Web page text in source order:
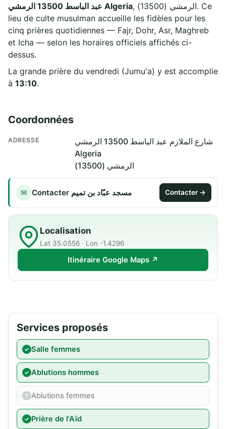
عبد الباسط 13500 الرمشي Algeria, الرمشي (13500). Ce
lieu de culte musulman accueille les fidèles pour les
cinq prières quotidiennes — Fajr, Dohr, Asr, Maghreb
et Icha — selon les horaires officiels affichés ci-
dessus.
La grande prière du vendredi (Jumu'a) y est accomplie
à 13:10.
Coordonnées
ADRESSE
شارع الملازم عبد الباسط 13500 الرمشي
Algeria
الرمشي (13500)
✉ Contacter مسجد عبّاد بن تميم Contacter →
Localisation
Lat 35.0556 · Lon -1.4296
Itinéraire Google Maps ↗
Services proposés
Salle femmes
Ablutions hommes
Ablutions femmes
Prière de l'Aïd